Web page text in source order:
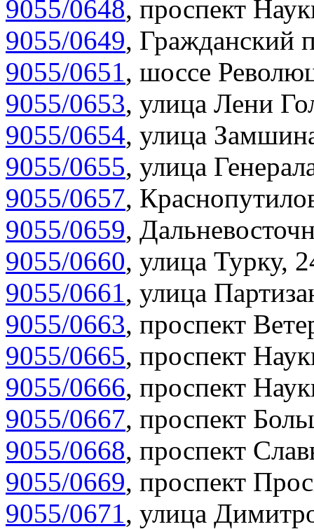
9055/0648, проспект
9055/0649, Гражданский
9055/0651, шоссе
9055/0653, улица Лени
9055/0654, улица
9055/0655, улица
9055/0657,
9055/0659,
9055/0660, улица Турку,
9055/0661, улица
9055/0663, проспект
9055/0665, проспект
9055/0666, проспект
9055/0667, проспект
9055/0668, проспект
9055/0669, проспект
9055/0671, улица